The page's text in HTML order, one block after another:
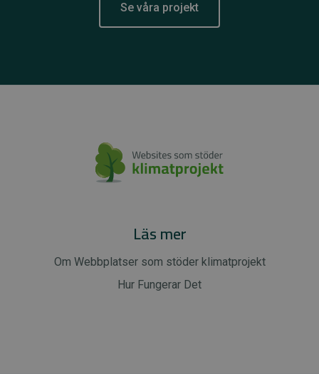
Se våra projekt
Läs mer
Om Webbplatser som stöder klimatprojekt
Hur Fungerar Det